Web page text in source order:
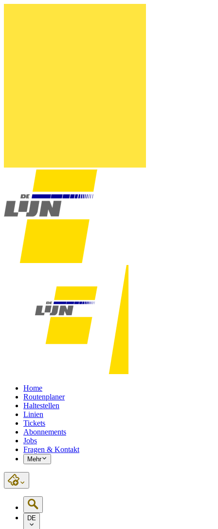
Home
Routenplaner
Haltestellen
Linien
Tickets
Abonnements
Jobs
Fragen & Kontakt
Mehr
DE